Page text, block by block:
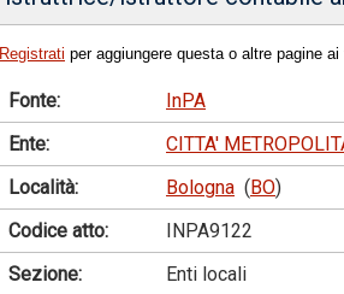
Registrati per aggiungere questa o altre pagine
Fonte:
InPA
Ente:
CITTA'
Località:
Bologna (BO)
Codice atto:
INPA9122
Sezione:
Enti locali